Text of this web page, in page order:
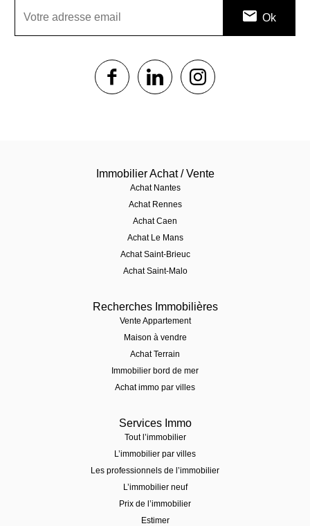
1$s 1$s
Immobilier Achat / Vente
Achat Nantes
Achat Rennes
Achat Caen
Achat Le Mans
Achat Saint-Brieuc
Achat Saint-Malo
Recherches Immobilières
Vente Appartement
Maison à vendre
Achat Terrain
Immobilier bord de mer
Achat immo par villes
Services Immo
Tout l’immobilier
L’immobilier par villes
Les professionnels de l’immobilier
L’immobilier neuf
Prix de l’immobilier
Estimer